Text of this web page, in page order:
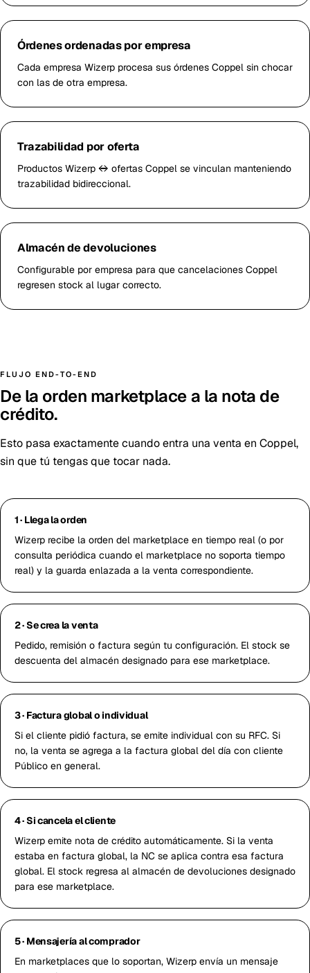
Órdenes ordenadas por empresa
Cada empresa Wizerp procesa sus órdenes Coppel sin chocar
con las de otra empresa.
Trazabilidad por oferta
Productos Wizerp ↔ ofertas Coppel se vinculan manteniendo
trazabilidad bidireccional.
Almacén de devoluciones
Configurable por empresa para que cancelaciones Coppel
regresen stock al lugar correcto.
FLUJO END-TO-END
De la orden marketplace a la nota de
crédito.
Esto pasa exactamente cuando entra una venta en Coppel,
sin que tú tengas que tocar nada.
1 · Llega la orden
Wizerp recibe la orden del marketplace en tiempo real (o por
consulta periódica cuando el marketplace no soporta tiempo
real) y la guarda enlazada a la venta correspondiente.
2 · Se crea la venta
Pedido, remisión o factura según tu configuración. El stock se
descuenta del almacén designado para ese marketplace.
3 · Factura global o individual
Si el cliente pidió factura, se emite individual con su RFC. Si
no, la venta se agrega a la factura global del día con cliente
Público en general.
4 · Si cancela el cliente
Wizerp emite nota de crédito automáticamente. Si la venta
estaba en factura global, la NC se aplica contra esa factura
global. El stock regresa al almacén de devoluciones designado
para ese marketplace.
5 · Mensajería al comprador
En marketplaces que lo soportan, Wizerp envía un mensaje